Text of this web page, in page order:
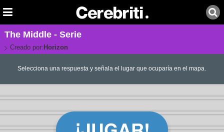
The Middle - Serie
Creado por: Horizon
Selecciona una respuesta y señala el lugar que ocuparía en el mapa.